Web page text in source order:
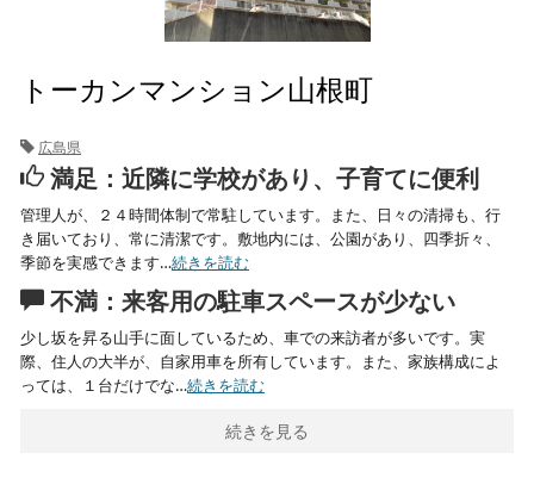
トーカンマンション山根町
広島県
満足：近隣に学校があり、子育てに便利
管理人が、２４時間体制で常駐しています。また、日々の清掃も、行
き届いており、常に清潔です。敷地内には、公園があり、四季折々、
季節を実感できます…続きを読む
不満：来客用の駐車スペースが少ない
少し坂を昇る山手に面しているため、車での来訪者が多いです。実
際、住人の大半が、自家用車を所有しています。また、家族構成によ
っては、１台だけでな…続きを読む
続きを見る